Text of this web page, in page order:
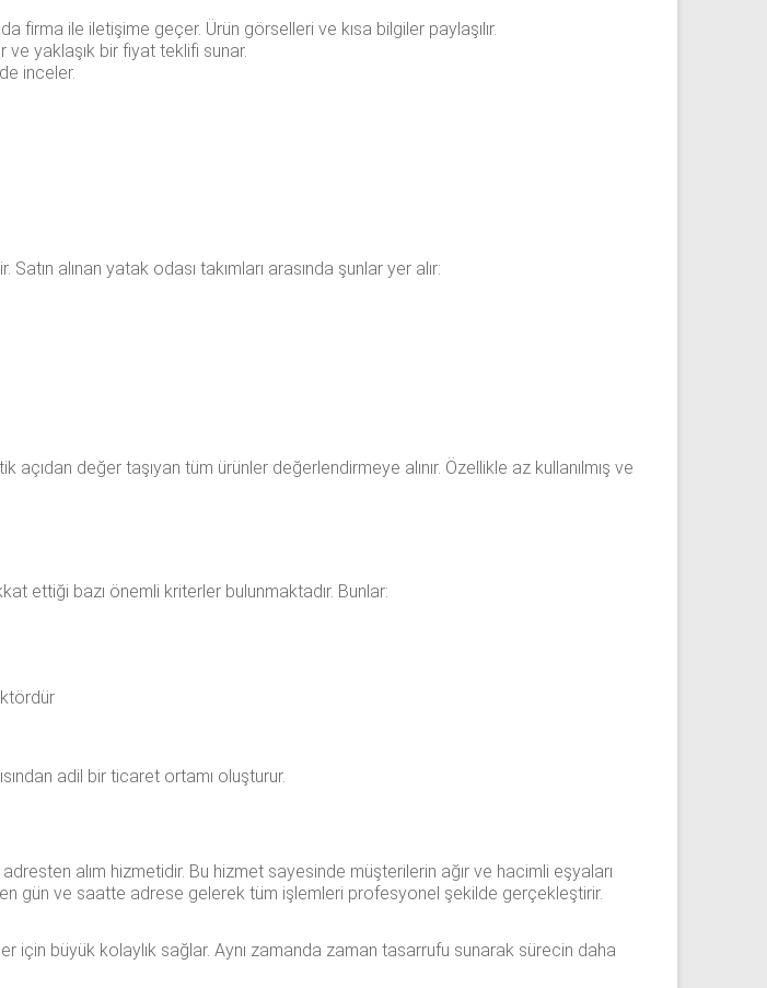
firma ile iletişime geçer. Ürün görselleri ve kısa bilgiler paylaşılır.
ve yaklaşık bir fiyat teklifi sunar.
inceler.
alınan yatak odası takımları arasında şunlar yer alır:
değer taşıyan tüm ürünler değerlendirmeye alınır. Özellikle az kullanılmış ve
ettiği bazı önemli kriterler bulunmaktadır. Bunlar:
adil bir ticaret ortamı oluşturur.
alım hizmetidir. Bu hizmet sayesinde müşterilerin ağır ve hacimli eşyaları
gün ve saatte adrese gelerek tüm işlemleri profesyonel şekilde gerçekleştirir.
için büyük kolaylık sağlar. Aynı zamanda zaman tasarrufu sunarak sürecin daha